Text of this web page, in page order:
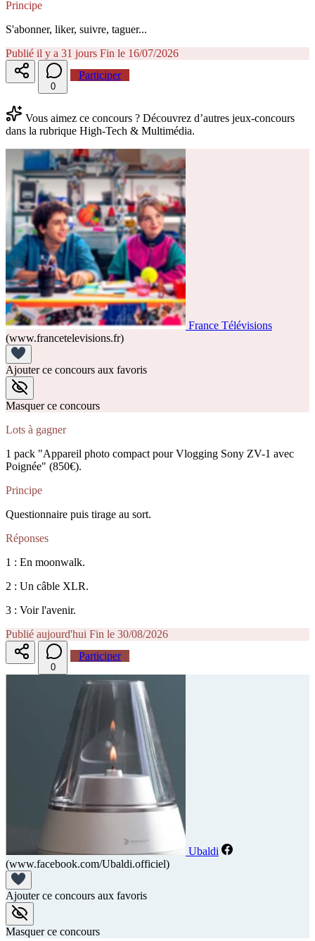
Principe
S'abonner, liker, suivre, taguer...
Publié il y a 31 jours Fin le 16/07/2026
0
Participer
Vous aimez ce concours ? Découvrez d’autres jeux-concours
dans la rubrique High-Tech & Multimédia.
France Télévisions
(www.francetelevisions.fr)
Ajouter ce concours aux favoris
Masquer ce concours
Lots à gagner
1 pack "Appareil photo compact pour Vlogging Sony ZV-1 avec
Poignée" (850€).
Principe
Questionnaire puis tirage au sort.
Réponses
1 : En moonwalk.
2 : Un câble XLR.
3 : Voir l'avenir.
Publié aujourd'hui Fin le 30/08/2026
0
Participer
Ubaldi
(www.facebook.com/Ubaldi.officiel)
Ajouter ce concours aux favoris
Masquer ce concours